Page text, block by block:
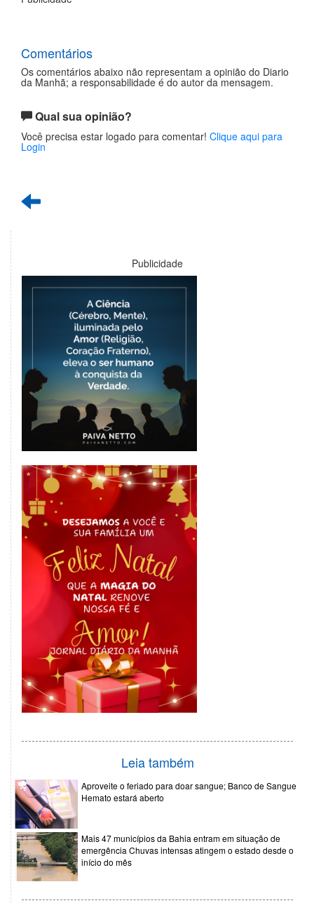
Comentários
Os comentários abaixo não representam a opinião do Diario
da Manhã; a responsabilidade é do autor da mensagem.
Qual sua opinião?
Você precisa estar logado para comentar! Clique aqui para
Login
Publicidade
Leia também
Aproveite o feriado para doar sangue; Banco de Sangue
Hemato estará aberto
Mais 47 municípios da Bahia entram em situação de
emergência Chuvas intensas atingem o estado desde o
início do mês